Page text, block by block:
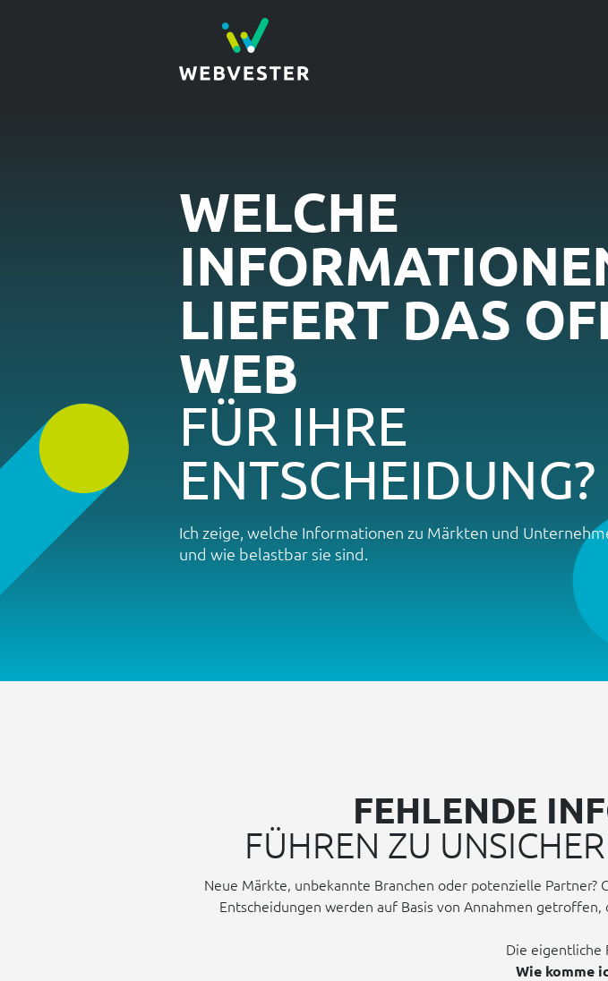
WELCHE
LIEFERT DAS
WEB
FÜR IHRE
ENTSCHEIDUNG?
Ich zeige, welche Informationen zu Märkten und
und wie belastbar sie sind.
FEHLENDE
FÜHREN ZU
Neue Märkte, unbekannte Branchen oder potenzielle
Entscheidungen werden auf Basis von Annahmen
Die eigentliche
Wie komme